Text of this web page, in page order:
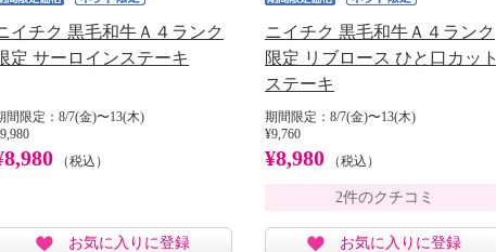
イチク 黒毛和牛Ａ４ランク
定 サーロインステーキ
間限定：8/7(金)〜13(木)
（税込）
お気に入りに登録
ニイチク 黒毛和牛Ａ４ランク
限定 リブロース ひと口カット
ステーキ
期間限定：8/7(金)〜13(木)
¥9,760
¥8,980 （税込）
2件のクチコミ
お気に入りに登録